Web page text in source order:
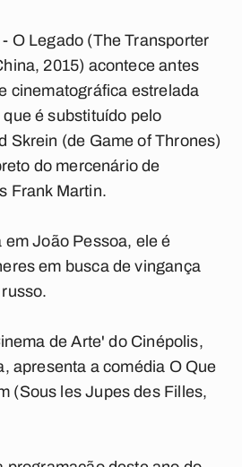
O Legado (The Transporter
2015) acontece antes
cinematográfica estrelada
é substituído pelo
Skrein (de Game of Thrones)
do mercenário de
Frank Martin.
João Pessoa, ele é
em busca de vingança
de Arte' do Cinépolis,
apresenta a comédia O Que
(Sous les Jupes des Filles,